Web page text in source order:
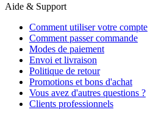
Aide & Support
Comment utiliser votre compte
Comment passer commande
Modes de paiement
Envoi et livraison
Politique de retour
Promotions et bons d'achat
Vous avez d'autres questions ?
Clients professionnels